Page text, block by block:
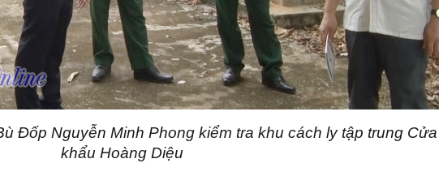
Đốp Nguyễn Minh Phong kiểm tra khu cách ly tập trung Cửa
khẩu Hoàng Diệu